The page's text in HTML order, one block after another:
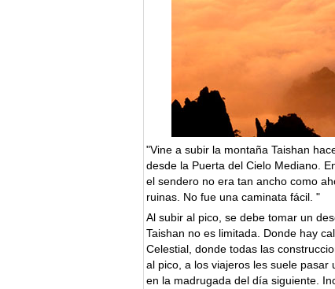
"Vine a subir la montaña Taishan
desde la Puerta del Cielo Mediano.
el sendero no era tan ancho como
ruinas. No fue una caminata fácil. "
Al subir al pico, se debe tomar un
Taishan no es limitada. Donde hay
Celestial, donde todas las
al pico, a los viajeros les suele
en la madrugada del día siguiente.